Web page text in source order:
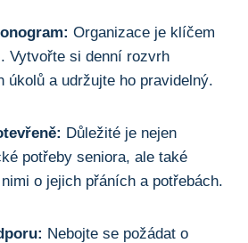
Organizace je klíčem
Vytvořte si denní rozvrh
úkolů a udržujte ho pravidelný.
Důležité je nejen
potřeby seniora, ale také
o jejich přáních a potřebách.
Nebojte se požádat o